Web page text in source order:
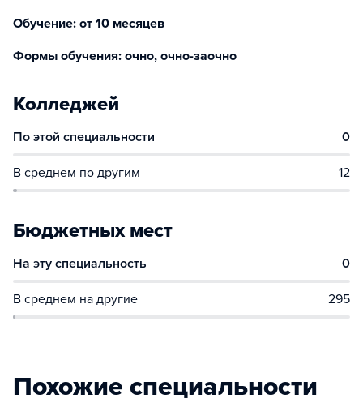
Обучение: от 10 месяцев
Формы обучения: очно, очно-заочно
Колледжей
По этой специальности 0
В среднем по другим 12
Бюджетных мест
На эту специальность 0
В среднем на другие 295
Похожие специальности